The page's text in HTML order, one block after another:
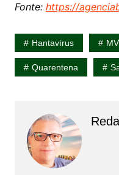
Fonte: https://
Hantavírus
Quarentena